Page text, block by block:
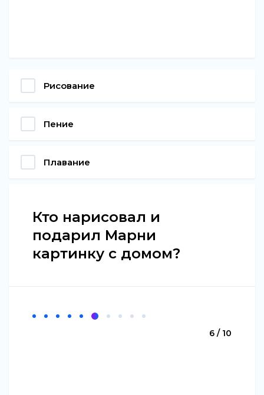
Рисование
Пение
Плавание
Кто нарисовал и
подарил Марни
картинку с домом?
6 / 10